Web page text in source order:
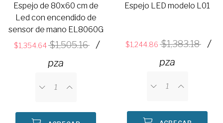
Espejo de 80x60 cm de
Led con encendido de
sensor de mano EL8060G
1,354.64 1,505.16
/
pza
Espejo LED modelo L01
1,244.86 1,383.18
/
pza